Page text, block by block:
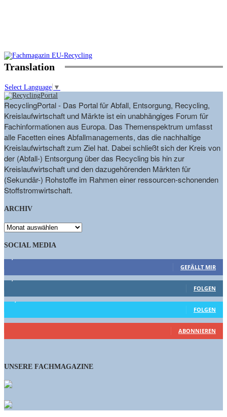
Translation
Select Language ▼
RecyclingPortal - Das Portal für Abfall, Entsorgung, Recycling,
Kreislaufwirtschaft und Märkte ist ein unabhängiges Forum für
Fachinformationen aus Europa. Das Themenspektrum umfasst
alle Facetten eines Abfallmanagements, das die nachhaltige
Kreislaufwirtschaft zum Ziel hat. Dabei schließt sich der Kreis von
der (Abfall-) Entsorgung über das Recycling bis hin zur
Kreislaufwirtschaft und den dazugehörenden Märkten für
(Sekundär-) Rohstoffe im Rahmen einer ressourcen-schonenden
Stoffstromwirtschaft.
ARCHIV
ARCHIV
SOCIAL MEDIA
GEFÄLLT MIR
1,662 Follower
FOLGEN
15,658 Follower
FOLGEN
461 Abonnenten
ABONNIEREN
UNSERE FACHMAGAZINE